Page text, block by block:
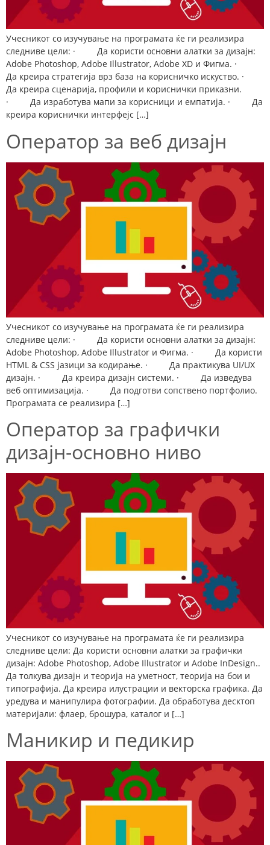
Учесникот со изучување на програмата ќе ги реализира
следниве цели: · Да користи основни алатки за дизајн:
Adobe Photoshop, Adobe Illustrator, Adobe XD и Фигма. ·
Да креира стратегија врз база на корисничко искуство. ·
Да креира сценарија, профили и кориснички приказни.
· Да изработува мапи за корисници и емпатија. · Да
креира кориснички интерфејс […]
Оператор за веб дизајн
Учесникот со изучување на програмата ќе ги реализира
следниве цели: · Да користи основни алатки за дизајн:
Adobe Photoshop, Adobe Illustrator и Фигма. · Да користи
HTML & CSS јазици за кодирање. · Да практикува UI/UX
дизајн. · Да креира дизајн системи. · Да изведува
веб оптимизација. · Да подготви сопствено портфолио.
Програмата се реализира […]
Оператор за графички
дизајн-основно ниво
Учесникот со изучување на програмата ќе ги реализира
следниве цели: Да користи основни алатки за графички
дизајн: Adobe Photoshop, Adobe Illustrator и Adobe InDesign..
Да толкува дизајн и теорија на уметност, теорија на бои и
типографија. Да креира илустрации и векторска графика. Да
уредува и манипулира фотографии. Да обработува десктоп
материјали: флаер, брошура, каталог и […]
Маникир и педикир